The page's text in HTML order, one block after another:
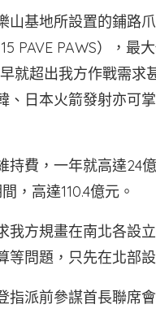
山基地所設置的鋪路
PAVE PAWS），最
就超出我方作戰需求
、日本火箭發射亦可
持費，一年就高達24
，高達110.4億元。
我方規畫在南北各設
等問題，只先在北部設
指派前參謀首長聯席